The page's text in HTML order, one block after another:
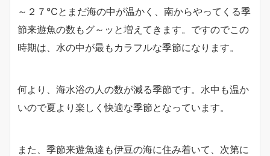
～２７℃とまだ海の中が温かく、南からやってくる季
節来遊魚の数もグ～ッと増えてきます。ですのでこの
時期は、水の中が最もカラフルな季節になります。
何より、海水浴の人の数が減る季節です。水中も温か
いので夏より楽しく快適な季節となっています。
また、季節来遊魚達も伊豆の海に住み着いて、次第に